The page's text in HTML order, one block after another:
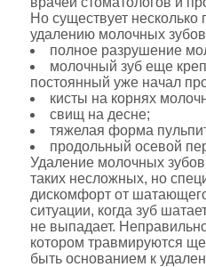
Но существует несколько
удалению молочных
полное разрушение
молочный зуб еще
постоянный уже начал
кисты на корнях
свищ на десне;
тяжелая форма
продольный осевой
Удаление молочных зубов
таких несложных, но
дискомфорт от
ситуации, когда зуб
не выпадает.
котором травмируются
быть основанием к